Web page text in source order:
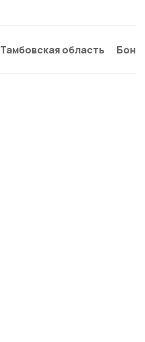
Тамбовская область